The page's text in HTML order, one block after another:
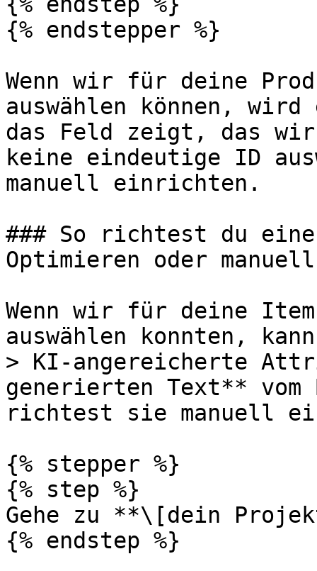
{% endstepper %}
Wenn wir für deine
auswählen können,
das Feld zeigt, das wir
keine eindeutige ID
manuell einrichten.
### So richtest du
Optimieren oder
Wenn wir für deine
auswählen konnten,
> KI-angereicherte
generierten Text** vom
richtest sie manuell
{% stepper %}
{% step %}
Gehe zu **\[dein
{% endstep %}